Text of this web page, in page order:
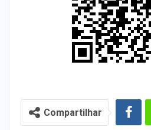
Compartilhar